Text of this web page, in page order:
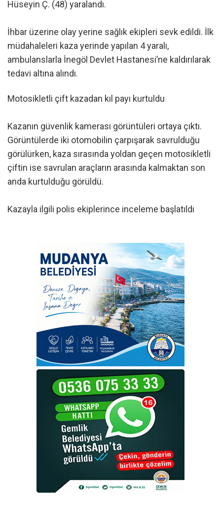
Hüseyin Ç. (48) yaralandı.
İhbar üzerine olay yerine sağlık ekipleri sevk edildi. İlk
müdahaleleri kaza yerinde yapılan 4 yaralı,
ambulanslarla İnegöl Devlet Hastanesi’ne kaldırılarak
tedavi altına alındı.
Motosikletli çift kazadan kıl payı kurtuldu
Kazanın güvenlik kamerası görüntüleri ortaya çıktı.
Görüntülerde iki otomobilin çarpışarak savrulduğu
görülürken, kaza sırasında yoldan geçen motosikletli
çiftin ise savrulan araçların arasında kalmaktan son
anda kurtulduğu görüldü.
Kazayla ilgili polis ekiplerince inceleme başlatıldı